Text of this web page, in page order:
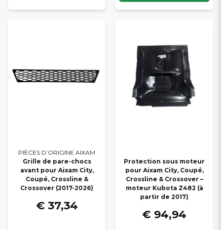
PIÈCES D’ORIGINE AIXAM
Grille de pare-chocs
avant pour Aixam City,
Coupé, Crossline &
Crossover (2017-2026)
€ 37,34
Protection sous moteur
pour Aixam City, Coupé,
Crossline & Crossover –
moteur Kubota Z482 (à
partir de 2017)
€ 94,94